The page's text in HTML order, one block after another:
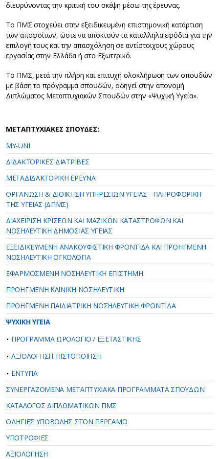
διευρύνοντας την κριτική του σκέψη μέσω της έρευνας.
Το ΠΜΣ στοχεύει στην εξειδικευμένη επιστημονική κατάρτιση
των αποφοίτων, ώστε να αποκτούν τα κατάλληλα εφόδια για την
επιλογή τους και την απασχόληση σε αντίστοιχους χώρους
εργασίας στην Ελλάδα ή στο Εξωτερικό.
Το ΠΜΣ, μετά την πλήρη και επιτυχή ολοκλήρωση των σπουδών
με βάση το πρόγραμμα σπουδών, οδηγεί στην απονομή
Διπλώματος Μεταπτυχιακών Σπουδών στην «Ψυχική Υγεία».
ΜΕΤΑΠΤΥΧΙΑΚΕΣ ΣΠΟΥΔΕΣ:
MY-UNI
ΔΙΔΑΚΤΟΡΙΚΕΣ ΔΙΑΤΡΙΒΕΣ
ΜΕΤΑΔΙΔΑΚΤΟΡΙΚΗ ΕΡΕΥΝΑ
ΟΡΓΑΝΩΣΗ & ΔΙΟΙΚΗΣΗ ΥΠΗΡΕΣΙΩΝ ΥΓΕΙΑΣ - ΠΛΗΡΟΦΟΡΙΚΗ
ΤΗΣ ΥΓΕΙΑΣ (ΔΠΜΣ)
ΔΙΑΧΕΙΡΙΣΗ ΚΡΙΣΕΩΝ ΚΑΙ ΜΑΖΙΚΩΝ ΚΑΤΑΣΤΡΟΦΩΝ ΚΑΙ
ΝΟΣΗΛΕΥΤΙΚΗ ΔΗΜΟΣΙΑΣ ΥΓΕΙΑΣ
ΕΞΕΙΔΙΚΕΥΜΕΝΗ ΑΝΑΚΟΥΦΙΣΤΙΚΗ ΦΡΟΝΤΙΔΑ ΚΑΙ ΠΡΟΗΓΜΕΝΗ
ΝΟΣΗΛΕΥΤΙΚΗ ΟΓΚΟΛΟΓΙΑ
ΕΦΑΡΜΟΣΜΕΝΗ ΝΟΣΗΛΕΥΤΙΚΗ ΕΠΙΣΤΗΜΗ
ΠΡΟΗΓΜΕΝΗ ΚΛΙΝΙΚΗ ΝΟΣΗΛΕΥΤΙΚΗ
ΠΡΟΗΓΜΕΝΗ ΠΑΙΔΙΑΤΡΙΚΗ ΝΟΣΗΛΕΥΤΙΚΗ ΦΡΟΝΤΙΔΑ
ΨΥΧΙΚΗ ΥΓΕΙΑ
ΠΡΟΓΡΑΜΜΑ ΩΡΟΛΟΓΙΟ / ΕΞΕΤΑΣΤΙΚΗΣ
ΑΞΙΟΛΟΓΗΣΗ-ΠΙΣΤΟΠΟΙΗΣΗ
ΕΝΤΥΠΑ
ΣΥΝΕΡΓΑΖΟΜΕΝΑ ΜΕΤΑΠΤΥΧΙΑΚΑ ΠΡΟΓΡΑΜΜΑΤΑ ΣΠΟΥΔΩΝ
ΚΑΤΑΛΟΓΟΣ ΔΙΠΛΩΜΑΤΙΚΩΝ ΠΜΣ
ΟΔΗΓΙΕΣ ΥΠΟΒΟΛΗΣ ΣΤΟΝ ΠΕΡΓΑΜΟ
ΥΠΟΤΡΟΦΙΕΣ
ΑΞΙΟΛΟΓΗΣΗ